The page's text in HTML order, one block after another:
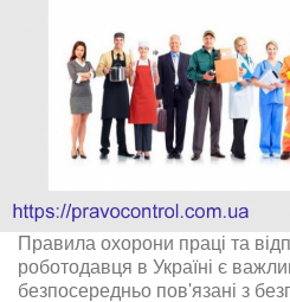
Правила охорони праці та
роботодавця в Україні є
безпосередньо пов'язані з